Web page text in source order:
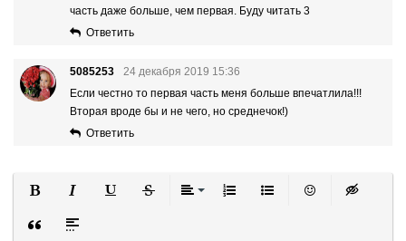
часть даже больше, чем первая. Буду читать 3
Ответить
5085253
24 декабря 2019 15:36
Если честно то первая часть меня больше впечатлила!!!
Вторая вроде бы и не чего, но среднечок!)
Ответить